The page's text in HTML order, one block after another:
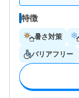
特徴
暑さ対策
バリアフリー